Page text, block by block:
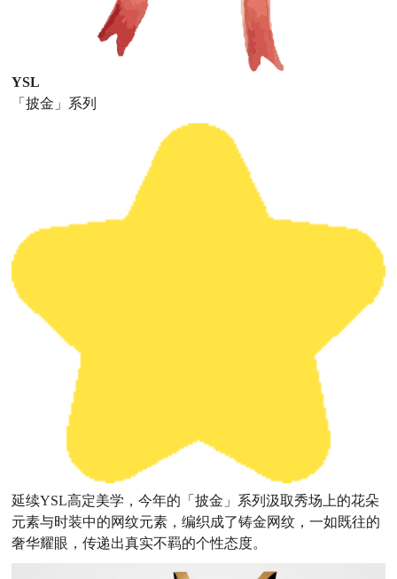
YSL
「披金」系列
延续YSL高定美学，今年的「披金」系列汲取秀场上的花朵
元素与时装中的网纹元素，编织成了铸金网纹，一如既往的
奢华耀眼，传递出真实不羁的个性态度。